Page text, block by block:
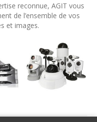
reconnue, AGIT vous
de l’ensemble de vos
et images.